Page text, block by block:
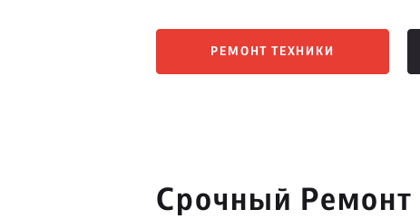
РЕМОНТ ТЕХНИКИ
Срочный Ремонт